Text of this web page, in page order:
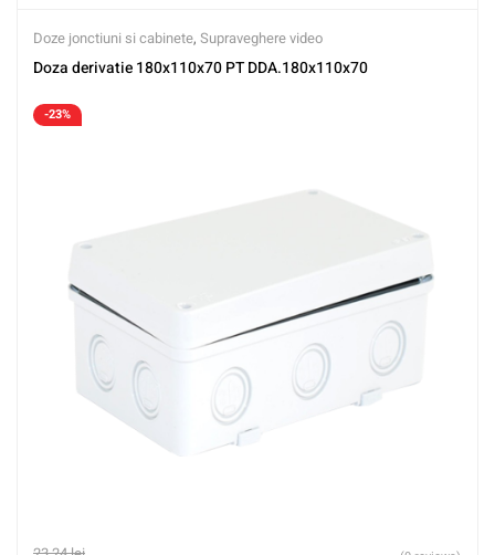
Doze jonctiuni si cabinete, Supraveghere video
Doza derivatie 180x110x70 PT DDA.180x110x70
-23%